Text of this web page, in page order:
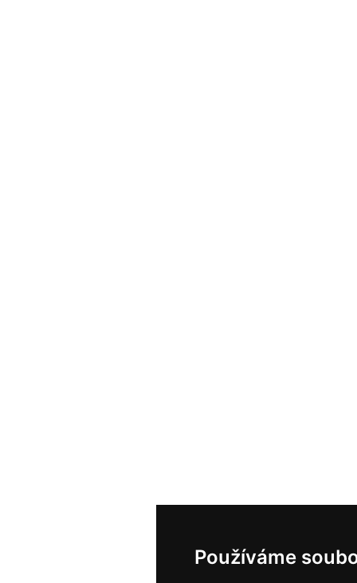
Používáme